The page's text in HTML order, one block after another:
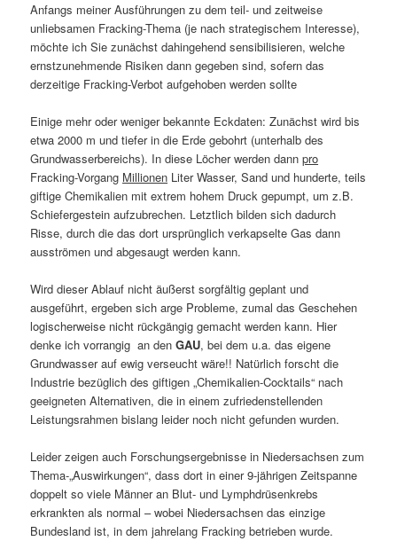
Anfangs meiner Ausführungen zu dem teil- und zeitweise
unliebsamen Fracking-Thema (je nach strategischem Interesse),
möchte ich Sie zunächst dahingehend sensibilisieren, welche
ernstzunehmende Risiken dann gegeben sind, sofern das
derzeitige Fracking-Verbot aufgehoben werden sollte
Einige mehr oder weniger bekannte Eckdaten: Zunächst wird bis
etwa 2000 m und tiefer in die Erde gebohrt (unterhalb des
Grundwasserbereichs). In diese Löcher werden dannpro
Fracking-Vorgang Millionen Liter Wasser, Sand und hunderte, teils
giftige Chemikalien mit extrem hohem Druck gepumpt, um z.B.
Schiefergestein aufzubrechen. Letztlich bilden sich dadurch
Risse, durch die das dort ursprünglich verkapselte Gas dann
ausströmen und abgesaugt werden kann.
Wird dieser Ablauf nicht äußerst sorgfältig geplant und
ausgeführt, ergeben sich arge Probleme, zumal das Geschehen
logischerweise nicht rückgängig gemacht werden kann. Hier
denke ich vorrangig an denGAU, bei dem u.a. das eigene
Grundwasser auf ewig verseucht wäre!! Natürlich forscht die
Industrie bezüglich des giftigen „Chemikalien-Cocktails“ nach
geeigneten Alternativen, die in einem zufriedenstellenden
Leistungsrahmen bislang leider noch nicht gefunden wurden.
Leider zeigen auch Forschungsergebnisse in Niedersachsen zum
Thema-„Auswir­kungen“, dass dort in einer 9-jährigen Zeitspanne
doppelt so viele Männer an Blut- und Lymphdrüsenkrebs
erkrankten als normal – wobei Niedersachsen das einzige
Bundesland ist, in dem jahrelang Fracking betrieben wurde.